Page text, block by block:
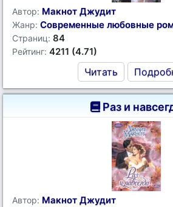
Автор: Макнот Джудит
Жанр: Современные любовные
Страниц: 84
Рейтинг: 4211 (4.71)
Читать
Раз и
Автор: Макнот Джудит